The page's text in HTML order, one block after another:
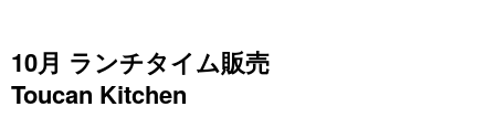
10月 ランチタイム販売
Toucan Kitchen